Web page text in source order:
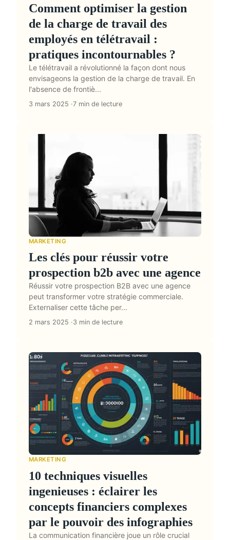
Comment optimiser la gestion
de la charge de travail des
employés en télétravail :
pratiques incontournables ?
Le télétravail a révolutionné la façon dont nous
envisageons la gestion de la charge de travail. En
l'absence de frontiè...
3 mars 2025 7 min de lecture
MARKETING
Les clés pour réussir votre
prospection b2b avec une agence
Réussir votre prospection B2B avec une agence
peut transformer votre stratégie commerciale.
Externaliser cette tâche per...
2 mars 2025 3 min de lecture
MARKETING
10 techniques visuelles
ingenieuses : éclairer les
concepts financiers complexes
par le pouvoir des infographies
La communication financière joue un rôle crucial